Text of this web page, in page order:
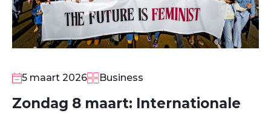
5 maart 2026 Business
Zondag 8 maart: Internationale